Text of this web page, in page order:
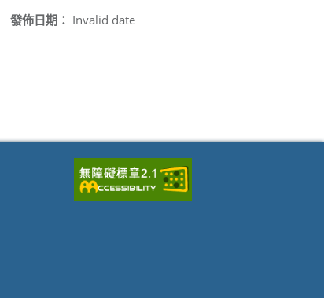
發佈日期： Invalid date